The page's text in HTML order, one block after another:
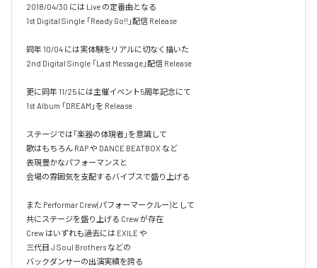
2018/04/30 には Live の定番曲となる
1st Digital Single 「Ready Go!!」配信 Release
同年 10/04 には実体験をリアルに切なく描いた
2nd Digital Single 「Last Message」配信 Release
更に同年 11/25 には主催イベント5周年記念にて
1st Album 「DREAM」を Release
ステージでは「楽器の体現者」を意識して
歌はもちろん RAP や DANCE BEATBOX など
表現豊かなパフォーマンスと
会場の雰囲気を支配するバイブスで盛り上げる
また Performar Crew(パフォーマークルー)として
共にステージを盛り上げる Crew が存在
Crew はいずれも過去には EXILE や
三代目 J Soul Brothers などの
バックダンサーの出演実績を誇る